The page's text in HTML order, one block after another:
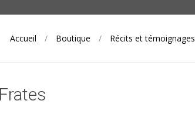
Accueil / Boutique / Récits et témoignages
Frates